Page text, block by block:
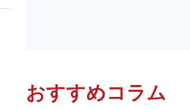
おすすめコラム